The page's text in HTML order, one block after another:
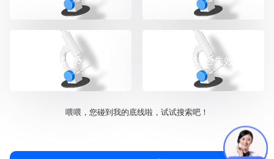
防水 失效分析/综合失效分析
喂喂，您碰到我的底线啦，试试搜索吧！